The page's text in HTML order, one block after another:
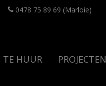
0478 75 89 69 (Marloie)
TE HUUR PROJECTEN